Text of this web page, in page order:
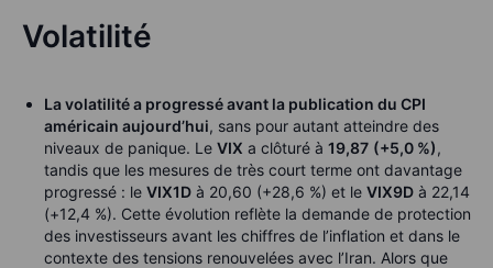
Volatilité
La volatilité a progressé avant la publication du CPI
américain aujourd’hui, sans pour autant atteindre des
niveaux de panique. Le VIX a clôturé à 19,87 (+5,0 %),
tandis que les mesures de très court terme ont davantage
progressé : le VIX1D à 20,60 (+28,6 %) et le VIX9D à 22,14
(+12,4 %). Cette évolution reflète la demande de protection
des investisseurs avant les chiffres de l’inflation et dans le
contexte des tensions renouvelées avec l’Iran. Alors que